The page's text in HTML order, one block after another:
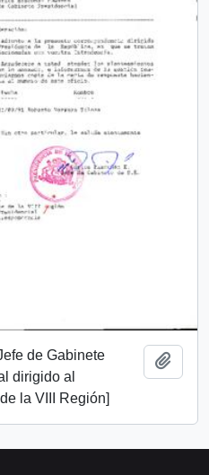
de Gabinete
dirigido al
la VIII Región]